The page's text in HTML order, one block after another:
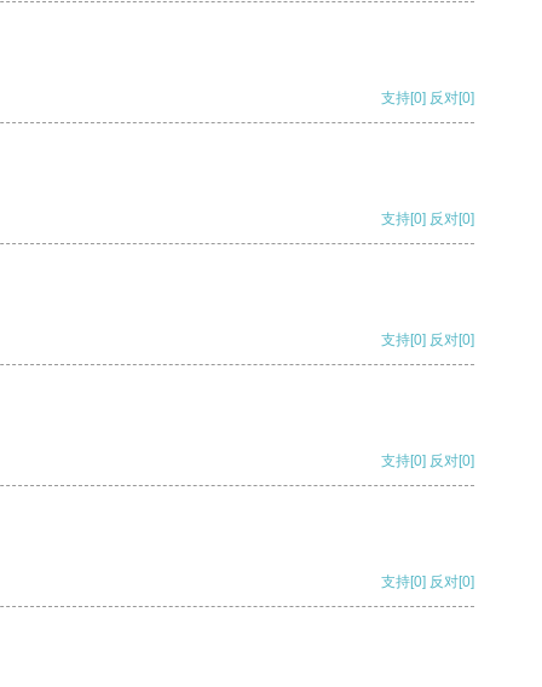
支持[0] 反对[0]
支持[0] 反对[0]
支持[0] 反对[0]
支持[0] 反对[0]
支持[0] 反对[0]